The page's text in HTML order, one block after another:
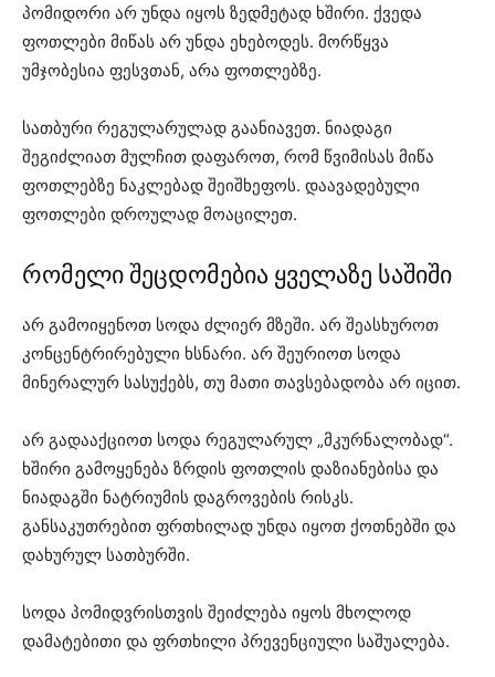
პომიდორი არ უნდა იყოს ზედმეტად ხშირი. ქვედა
ფოთლები მიწას არ უნდა ეხებოდეს. მორწყვა
უმჯობესია ფესვთან, არა ფოთლებზე.
სათბური რეგულარულად გაანიავეთ. ნიადაგი
შეგიძლიათ მულჩით დაფაროთ, რომ წვიმისას მიწა
ფოთლებზე ნაკლებად შეიშხეფოს. დაავადებული
ფოთლები დროულად მოაცილეთ.
რომელი შეცდომებია ყველაზე საშიში
არ გამოიყენოთ სოდა ძლიერ მზეში. არ შეასხუროთ
კონცენტრირებული ხსნარი. არ შეურიოთ სოდა
მინერალურ სასუქებს, თუ მათი თავსებადობა არ იცით.
არ გადააქციოთ სოდა რეგულარულ „მკურნალობად“.
ხშირი გამოყენება ზრდის ფოთლის დაზიანებისა და
ნიადაგში ნატრიუმის დაგროვების რისკს.
განსაკუთრებით ფრთხილად უნდა იყოთ ქოთნებში და
დახურულ სათბურში.
სოდა პომიდვრისთვის შეიძლება იყოს მხოლოდ
დამატებითი და ფრთხილი პრევენციული საშუალება.